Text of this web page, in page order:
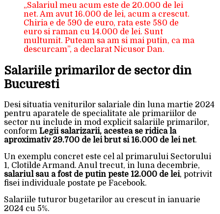
„Salariul meu acum este de 20.000 de lei
net. Am avut 16.000 de lei, acum a crescut.
Chiria e de 590 de euro, rata este 580 de
euro si raman cu 14.000 de lei. Sunt
multumit. Puteam sa am si mai putin, ca ma
descurcam”, a declarat Nicusor Dan.
Salariile primarilor de sector din
Bucuresti
Desi situatia veniturilor salariale din luna martie 2024
pentru aparatele de specialitate ale primariilor de
sector nu include in mod explicit salariile primarilor,
conform Legii salarizarii, acestea se ridica la
aproximativ 29.700 de lei brut si 16.000 de lei net.
Un exemplu concret este cel al primarului Sectorului
1, Clotilde Armand. Anul trecut, in luna decembrie,
salariul sau a fost de putin peste 12.000 de lei, potrivit
fisei individuale postate pe Facebook.
Salariile tuturor bugetarilor au crescut in ianuarie
2024 cu 5%.